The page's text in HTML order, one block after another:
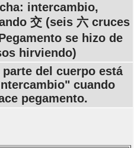
intercambio,
交 (seis 六 cruces
se hizo de
hirviendo)
parte del cuerpo está
cuando
pegamento.